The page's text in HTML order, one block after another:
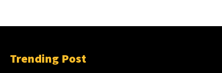
Trending Post